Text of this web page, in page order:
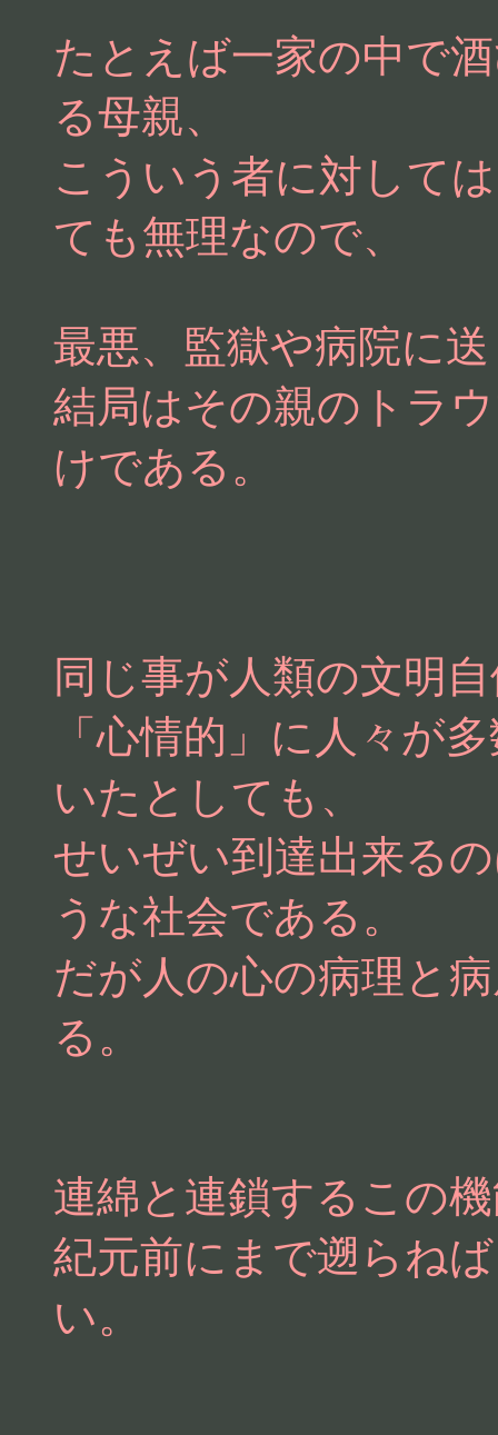
たとえば一家の中で
る母親、
こういう者に対して
ても無理なので、
最悪、監獄や病院に
結局はその親のトラ
けである。
同じ事が人類の文明
「心情的」に人々が
いたとしても、
せいぜい到達出来る
うな社会である。
だが人の心の病理と
る。
連綿と連鎖するこの
紀元前にまで遡らね
い。